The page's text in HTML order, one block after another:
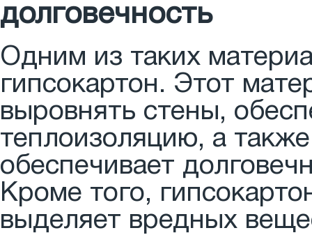
долговечность
Одним из таких
гипсокартон. Этот
выровнять стены,
теплоизоляцию, а
обеспечивает
Кроме того,
выделяет вредных